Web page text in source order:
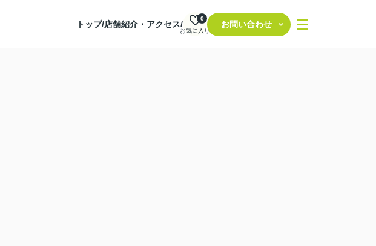
トップ/店舗紹介・アクセス/
お気に入り
0
お問い合わせ